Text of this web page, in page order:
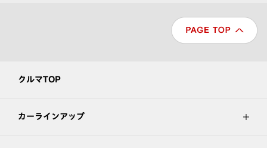
クルマTOP
カーラインアップ